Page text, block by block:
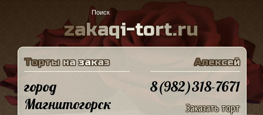
zakaqi-tort.ru
Торты на заказ
город
Магнитогорск
Алексей
8(982)318-7671
Заказать торт